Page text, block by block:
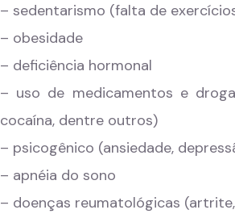
– sedentarismo (falta de
– obesidade
– deficiência hormonal
– uso de medicamentos e
cocaína, dentre outros)
– psicogênico (ansiedade,
– apnéia do sono
– doenças reumatológicas